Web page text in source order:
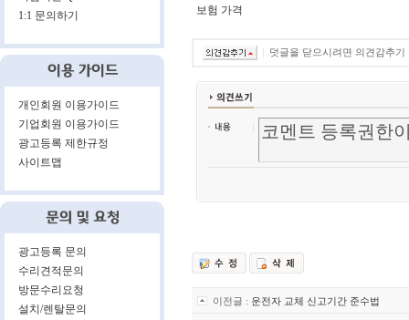
1:1 문의하기
개인회원 이용가이드
기업회원 이용가이드
광고등록 제한규정
사이트맵
광고등록 문의
수리견적문의
방문수리요청
설치/렌탈문의
보험 가격
덧글을 닫으시려면 의견감추기
이전글 : 운전자 교체 신고기간 준수법